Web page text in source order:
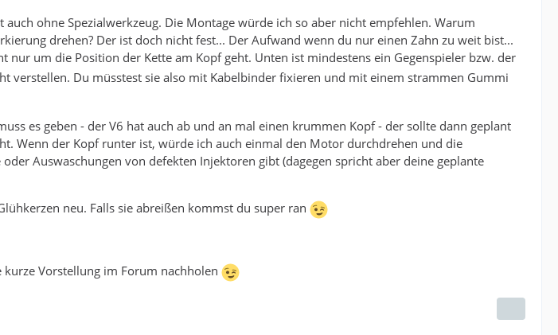
ohne Spezialwerkzeug. Die Montage würde ich so aber nicht empfehlen. Warum
drehen? Der ist doch nicht fest... Der Aufwand wenn du nur einen Zahn zu weit bist...
nur um die Position der Kette am Kopf geht. Unten ist mindestens ein Gegenspieler bzw. der
verstellen. Du müsstest sie also mit Kabelbinder fixieren und mit einem strammen Gummi
es geben - der V6 hat auch ab und an mal einen krummen Kopf - der sollte dann geplant
Wenn der Kopf runter ist, würde ich auch einmal den Motor durchdrehen und die
Auswaschungen von defekten Injektoren gibt (dagegen spricht aber deine geplante
neu. Falls sie abreißen kommst du super ran
Vorstellung im Forum nachholen